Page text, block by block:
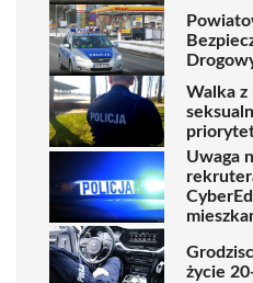
Walka z
Uwaga
życie